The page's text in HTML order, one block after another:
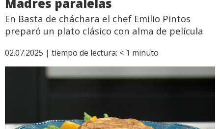
En Basta de cháchara el chef Emilio Pintos
preparó un plato clásico con alma de película
02.07.2025 | tiempo de lectura: < 1 minuto